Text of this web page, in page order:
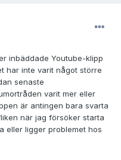
inbäddade Youtube-klipp
har inte varit något större
senaste
varit mer eller
är antingen bara svarta
när jag försöker starta
eller ligger problemet hos